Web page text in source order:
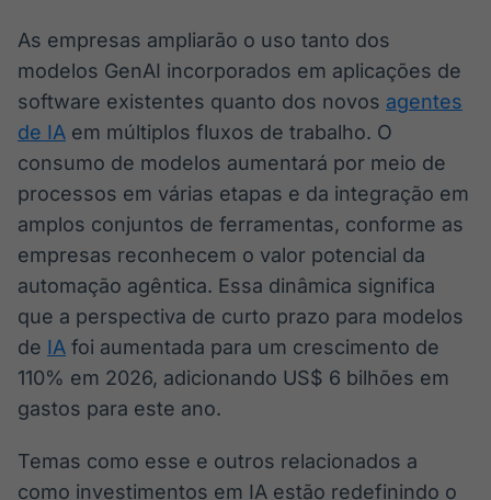
As empresas ampliarão o uso tanto dos
modelos GenAI incorporados em aplicações de
software existentes quanto dos novos agentes
de IA em múltiplos fluxos de trabalho. O
consumo de modelos aumentará por meio de
processos em várias etapas e da integração em
amplos conjuntos de ferramentas, conforme as
empresas reconhecem o valor potencial da
automação agêntica. Essa dinâmica significa
que a perspectiva de curto prazo para modelos
de IA foi aumentada para um crescimento de
110% em 2026, adicionando US$ 6 bilhões em
gastos para este ano.
Temas como esse e outros relacionados a
como investimentos em IA estão redefinindo o